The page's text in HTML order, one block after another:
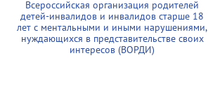
Всероссийская организация родителей
детей-инвалидов и инвалидов старше 18
лет с ментальными и иными нарушениями,
нуждающихся в представительстве своих
интересов (ВОРДИ)